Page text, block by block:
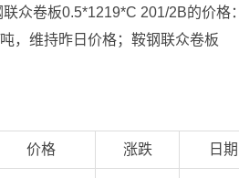
众卷板0.5*1219*C 201/2B的价格：
，维持昨日价格；鞍钢联众卷板
价格 涨跌 日期